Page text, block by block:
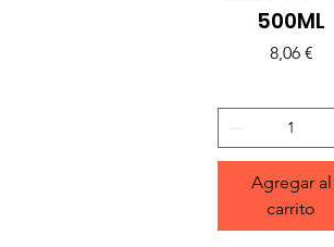
500ML
Precio
8,06 €
Agregar al
carrito